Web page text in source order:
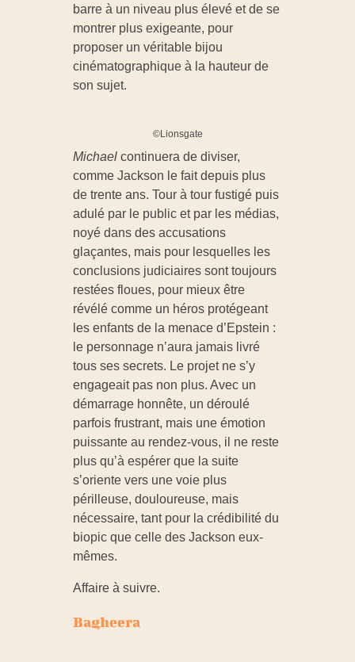
barre à un niveau plus élevé et de se
montrer plus exigeante, pour
proposer un véritable bijou
cinématographique à la hauteur de
son sujet.
©Lionsgate
Michael continuera de diviser,
comme Jackson le fait depuis plus
de trente ans. Tour à tour fustigé puis
adulé par le public et par les médias,
noyé dans des accusations
glaçantes, mais pour lesquelles les
conclusions judiciaires sont toujours
restées floues, pour mieux être
révélé comme un héros protégeant
les enfants de la menace d’Epstein :
le personnage n’aura jamais livré
tous ses secrets. Le projet ne s’y
engageait pas non plus. Avec un
démarrage honnête, un déroulé
parfois frustrant, mais une émotion
puissante au rendez-vous, il ne reste
plus qu’à espérer que la suite
s’oriente vers une voie plus
périlleuse, douloureuse, mais
nécessaire, tant pour la crédibilité du
biopic que celle des Jackson eux-
mêmes.
Affaire à suivre.
Bagheera